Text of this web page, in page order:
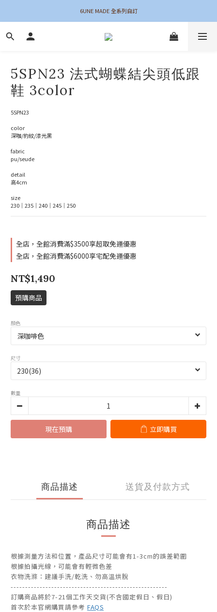
夏末新品 最後機會！
6UNE MADE 全系列自訂
加入會員領$50購物金
5SPN23 法式蝴蝶結尖頭低跟
鞋 3color
5SPN23
color
深咖/豹紋/漆光黑
fabric
pu/seude
detail
高4cm
size
230｜235｜240｜245｜250
全店，全館消費滿$3500享超取免運優惠
全店，全館消費滿$6000享宅配免運優惠
NT$1,490
預購商品
顏色
尺寸
數量
現在預購 立即購買
商品描述 送貨及付款方式
商品描述
根據測量方法和位置，產品尺寸可能會有1-3cm的誤差範圍
根據拍攝光線，可能會有輕微色差
衣物洗滌：建議手洗/乾洗、勿高溫烘脫
------------------------------------------------------
訂購商品將於7-21個工作天交貨(不含國定假日、假日)
首次於本官網購買請參考 FAQS